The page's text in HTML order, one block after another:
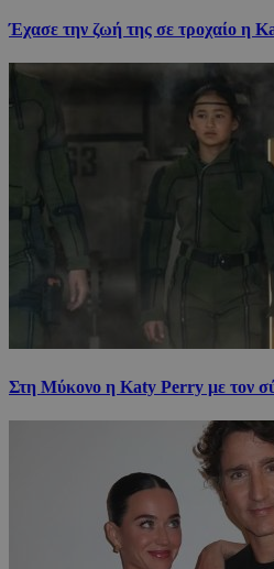
Έχασε την ζωή της σε τροχαίο η
Στη Μύκονο η Katy Perry με τον